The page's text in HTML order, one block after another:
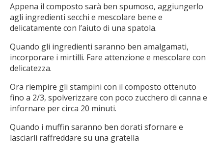
Appena il composto sarà ben spumoso, aggiungerlo
agli ingredienti secchi e mescolare bene e
delicatamente con l’aiuto di una spatola.
Quando gli ingredienti saranno ben amalgamati,
incorporare i mirtilli. Fare attenzione e mescolare con
delicatezza.
Ora riempire gli stampini con il composto ottenuto
fino a 2/3, spolverizzare con poco zucchero di canna e
infornare per circa 20 minuti.
Quando i muffin saranno ben dorati sfornare e
lasciarli raffreddare su una gratella